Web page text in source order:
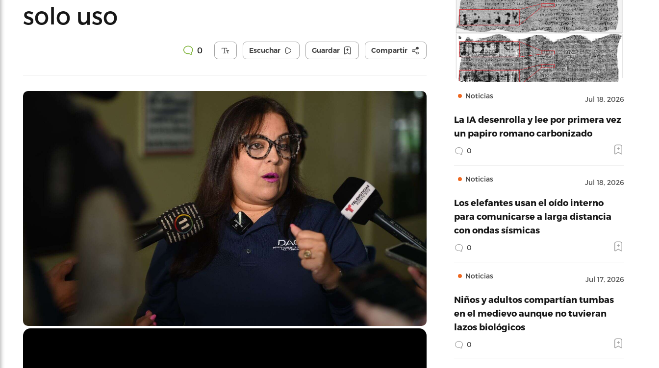
solo uso
0 Escuchar Guardar Compartir
Noticias Jul 18, 2026
La IA desenrolla y lee por primera vez
un papiro romano carbonizado
0
Noticias Jul 18, 2026
Los elefantes usan el oído interno
para comunicarse a larga distancia
con ondas sísmicas
0
Noticias Jul 17, 2026
Niños y adultos compartían tumbas
en el medievo aunque no tuvieran
lazos biológicos
0